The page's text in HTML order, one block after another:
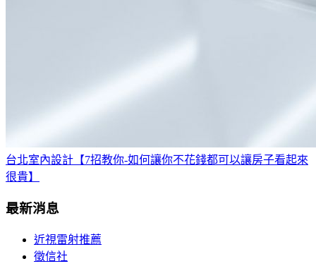
台北室內設計【7招教你-如何讓你不花錢都可以讓房子看起來
很貴】
最新消息
近視雷射推薦
徵信社